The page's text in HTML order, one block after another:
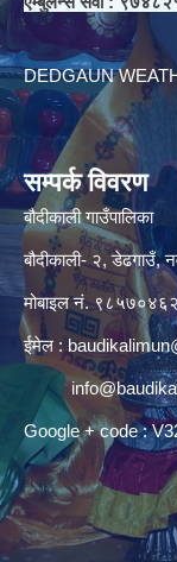
DEDGAUN
सम्पर्क विवरण
बौदीकाली गाउँपालिका
बौदीकाली- २, डेढगाउँ,
मोबाइल नं.
ईमेल :
Google + code :